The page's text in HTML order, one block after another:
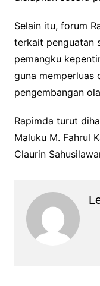
Selain itu, forum
terkait penguatan
pemangku
guna memperluas
pengembangan
Rapimda turut
Maluku M. Fahrul
Claurin